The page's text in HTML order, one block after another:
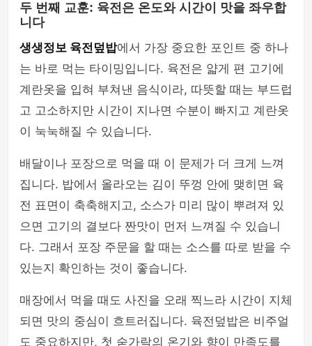
두 번째 교훈: 육전은 온도와 시간이 맛을 좌우합
니다
생생정보 육전덮밥에서 가장 중요한 포인트 중 하나
는 바로 먹는 타이밍입니다. 육전은 얇게 편 고기에
계란옷을 입혀 부쳐낸 음식이라, 따뜻할 때는 부드럽
고 고소하지만 시간이 지나면 수분이 빠지고 계란옷
이 눅눅해질 수 있습니다.
배달이나 포장으로 먹을 때 이 문제가 더 크게 느껴
집니다. 밥에서 올라오는 김이 뚜껑 안에 맺히면 육
전 표면이 축축해지고, 소스가 미리 많이 뿌려져 있
으면 고기의 결보다 짠맛이 먼저 느껴질 수 있습니
다. 그래서 포장 주문을 할 때는 소스를 따로 받을 수
있는지 확인하는 것이 좋습니다.
매장에서 먹을 때도 사진을 오래 찍느라 시간이 지체
되면 맛의 중심이 흐트러집니다. 육전덮밥은 비주얼
도 중요하지만, 첫 숟가락의 온기와 향이 만족도를